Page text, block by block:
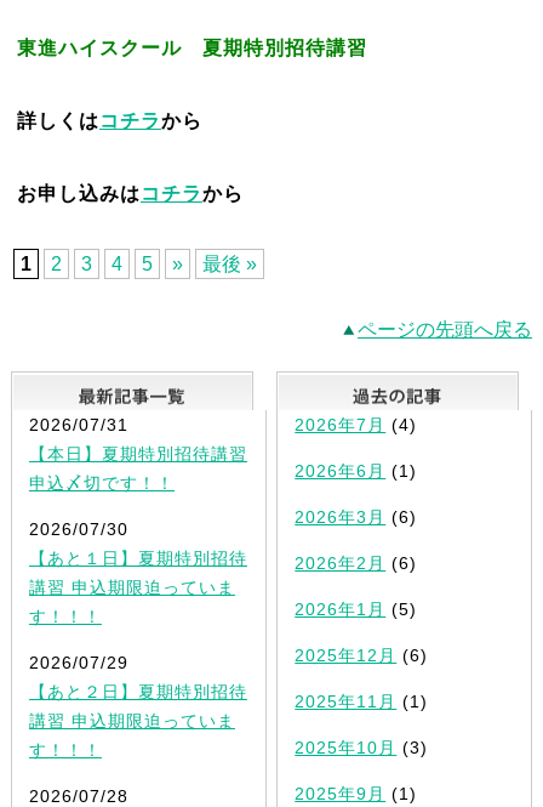
東進ハイスクール 夏期特別招待講習
詳しくは コチラから
お申し込みは コチラから
1 2 3 4 5 » 最後 »
ページの先頭へ戻る
最新記事一覧
2026/07/31
【本日】夏期特別招待講習
申込〆切です！！
2026/07/30
【あと１日】夏期特別招待
講習 申込期限迫っていま
す！！！
2026/07/29
【あと２日】夏期特別招待
講習 申込期限迫っていま
す！！！
2026/07/28
2026年7月 (4)
2026年6月 (1)
2026年3月 (6)
2026年2月 (6)
2026年1月 (5)
2025年12月 (6)
2025年11月 (1)
2025年10月 (3)
2025年9月 (1)